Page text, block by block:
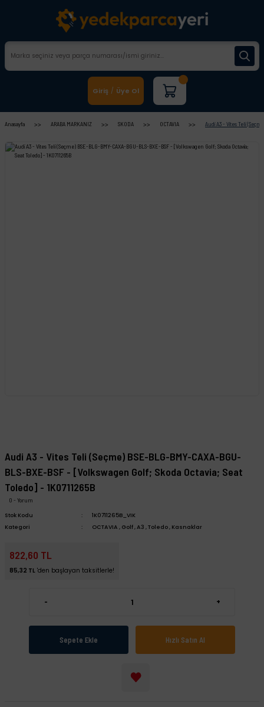
Giriş / Üye Ol
Anasayfa ARABA MARKANIZ SKODA OCTAVIA Audi A3 - Vites Teli
Audi A3 - Vites Teli (Seçme) BSE-BLG-BMY-CAXA-BGU-
BLS-BXE-BSF - [Volkswagen Golf; Skoda Octavia; Seat
Toledo] - 1K0711265B
0 - Yorum
Stok Kodu
1K0711265B_VIK
Kategori
OCTAVIA , Golf,A3 ,Toledo, Kasnaklar
822,60 TL
85,32 TL 'den başlayan taksitlerle!
- +
Sepete Ekle Hızlı Satın Al